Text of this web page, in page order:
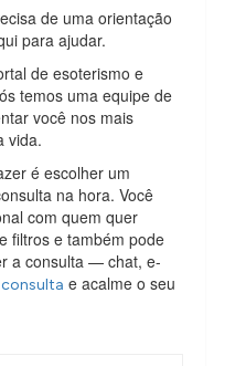
de uma orientação
para ajudar.
de esoterismo e
temos uma equipe de
você nos mais
vida.
é escolher um
na hora. Você
com quem quer
filtros e também pode
a consulta — chat, e-
consulta e acalme o seu